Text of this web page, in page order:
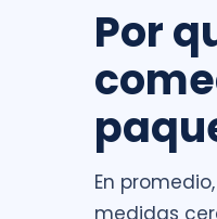
Por
En
medidas